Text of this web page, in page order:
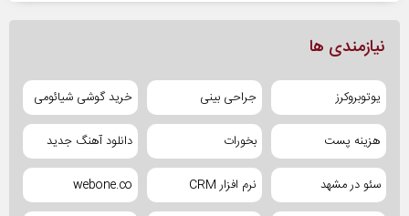
نیازمندی ها
یوتوبروکرز جراحی بینی خرید گوشی شیائومی
هزینه پست بخورات دانلود آهنگ جدید
سئو در مشهد نرم افزار CRM webone.co